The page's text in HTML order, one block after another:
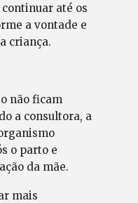
até os
a vontade e
criança.
não ficam
a consultora, a
o parto e
da mãe.
mais